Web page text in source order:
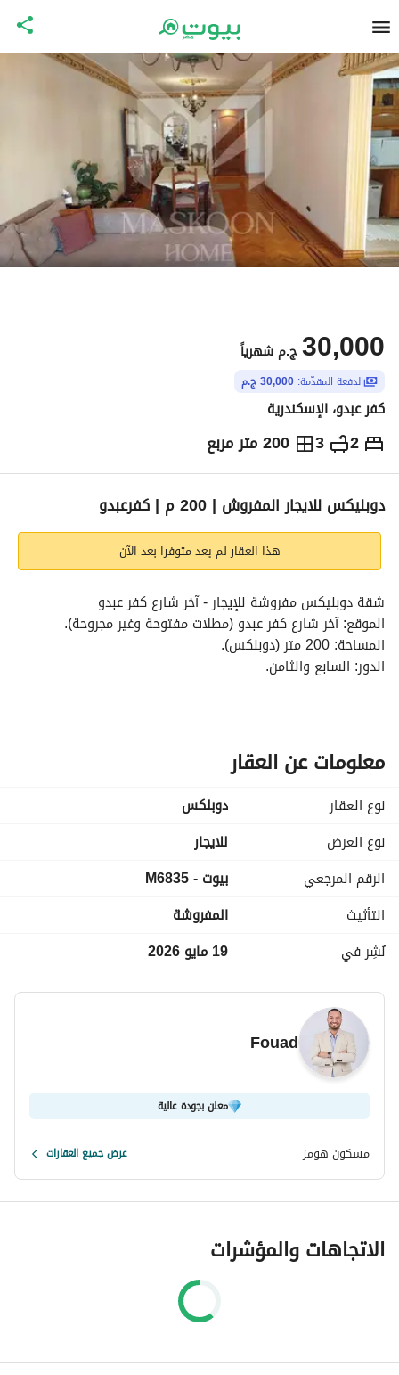
ج.م30,000 شهرياً
الدفعة المقدّمة: 30,000 ج.م
كفر عبدو، الإسكندرية
2
3 200 متر مربع ج.م30,000شهرياً
الاماكن القريبة
دوبليكس للايجار المفروش | 200 م | كفرعبدو
هذا العقار لم يعد متوفرا بعد الآن
شقة دوبليكس مفروشة للإيجار - آخر شارع كفر عبدو
الموقع: آخر شارع كفر عبدو (مطلات مفتوحة وغير مجروحة).
المساحة: 200 متر (دوبلكس).
الدور: السابع والثامن.
+ حمام.
المميزات:
• التجهيزات: مكيفة بالكامل + جميع الأجهزة الكهربائية.
• التشطيب: أرضيات باركيه راقية.
• موقع متميز وهادئ بقلب كفر عبدو.
التفاصيل المالية:
• الإيجار الشهري: 30,000 جنيه.
• نظام الدفع: (شهرين تأمين + شهر مقدم).
كود الوحدة: M6835
معلومات عن العقار
نوع العقار
دوبلكس
نوع العرض
للايجار
الرقم المرجعي
بيوت - M6835
التأثيث
المفروشة
نُشِر في
19 مايو 2026
Fouad
معلن بجودة عالية
مسكون هومز عرض جميع العقارات
الاتجاهات والمؤشرات